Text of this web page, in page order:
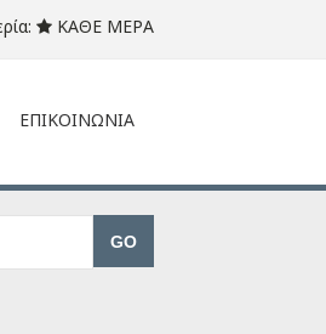
ΚΑΘΕ ΜΕΡΑ
ΕΠΙΚΟΙΝΩΝΙΑ